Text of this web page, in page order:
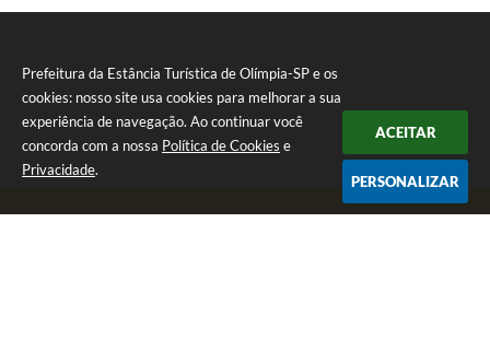
Prefeitura da Estância Turística de Olímpia-SP e os
cookies: nosso site usa cookies para melhorar a sua
experiência de navegação. Ao continuar você
concorda com a nossa Política de Cookies e
Privacidade.
ACEITAR
PERSONALIZAR